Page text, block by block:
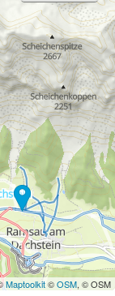
Maptoolkit©OSM, © OSM